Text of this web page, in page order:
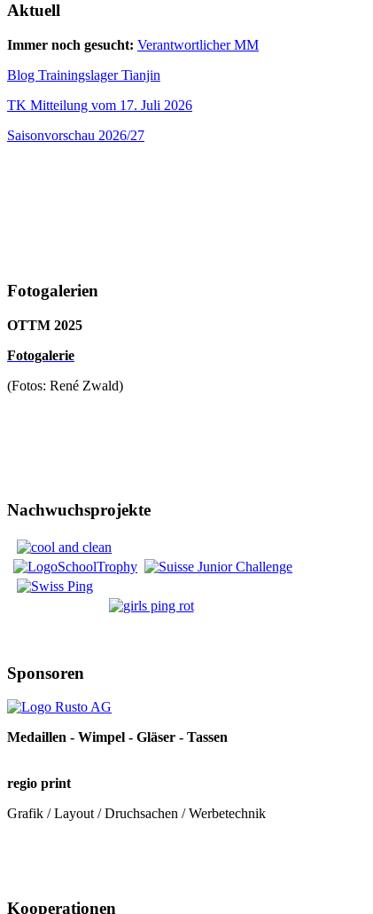
Aktuell
Immer noch gesucht: Verantwortlicher MM
Blog Trainingslager Tianjin
TK Mitteilung vom 17. Juli 2026
Saisonvorschau 2026/27
Fotogalerien
OTTM 2025
Fotogalerie
(Fotos: René Zwald)
Nachwuchsprojekte
Sponsoren
Medaillen - Wimpel - Gläser - Tassen
regio print
Grafik / Layout / Druchsachen / Werbetechnik
Kooperationen